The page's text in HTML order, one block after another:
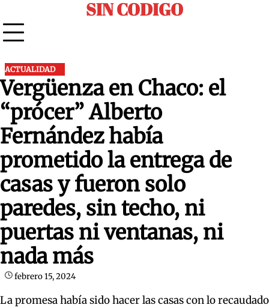
to
content
SIN CODIGO
ACTUALIDAD
Vergüenza en Chaco: el
“prócer” Alberto
Fernández había
prometido la entrega de
casas y fueron solo
paredes, sin techo, ni
puertas ni ventanas, ni
nada más
febrero 15, 2024
La promesa había sido hacer las casas con lo recaudado